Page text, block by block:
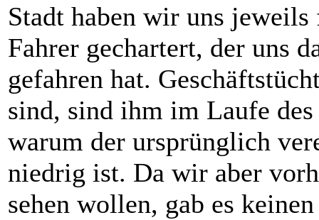
Stadt haben wir uns
Fahrer gechartert, der uns
gefahren hat.
sind, sind ihm im Laufe
warum der ursprünglich
niedrig ist. Da wir aber
sehen wollen, gab es